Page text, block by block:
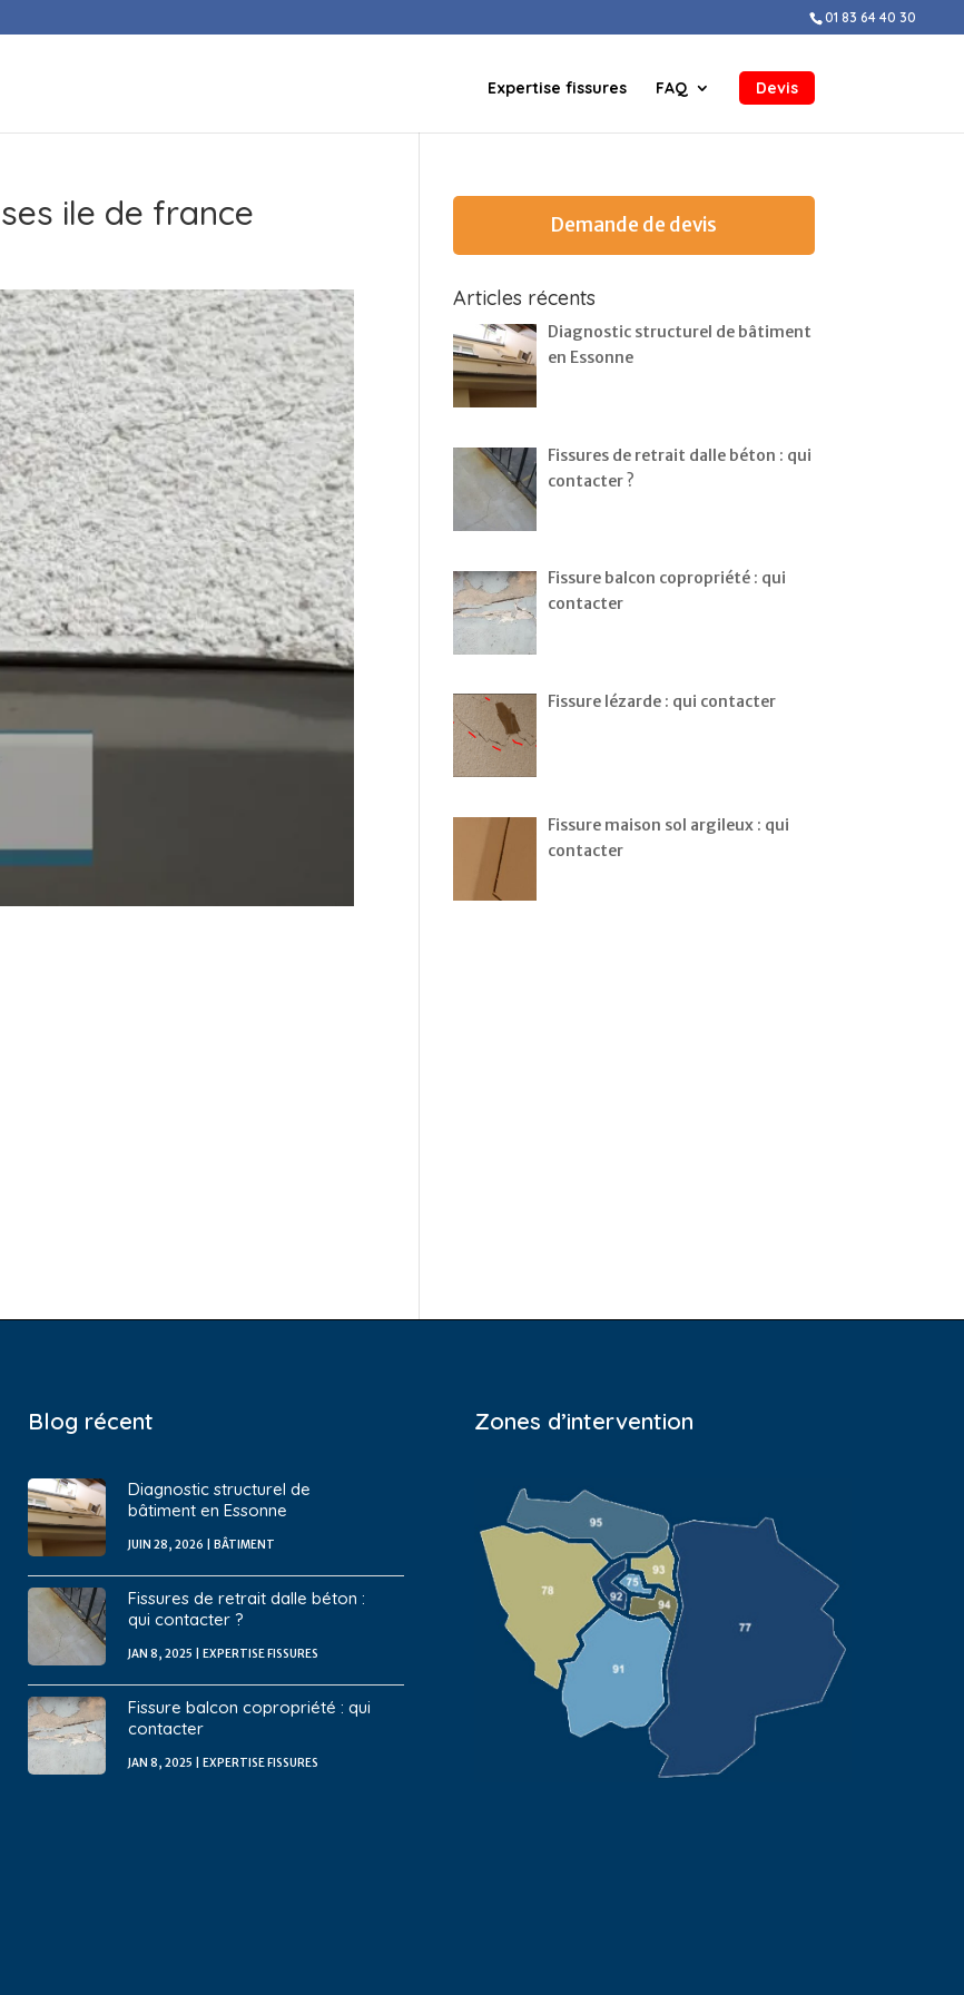
01 83 64 40 30
Expertise fissures FAQ Devis
ile de france Demande de devis
Articles récents
Diagnostic structurel de bâtiment
en Essonne
Fissures de retrait dalle béton : qui
contacter ?
Fissure balcon copropriété : qui
contacter
Fissure lézarde : qui contacter
Fissure maison sol argileux : qui
contacter
Blog récent
Diagnostic structurel de
bâtiment en Essonne
JUIN 28, 2026 BÂTIMENT
Fissures de retrait dalle béton :
qui contacter ?
JAN 8, 2025 EXPERTISE FISSURES
Fissure balcon copropriété : qui
contacter
JAN 8, 2025 EXPERTISE FISSURES
Zones d’intervention